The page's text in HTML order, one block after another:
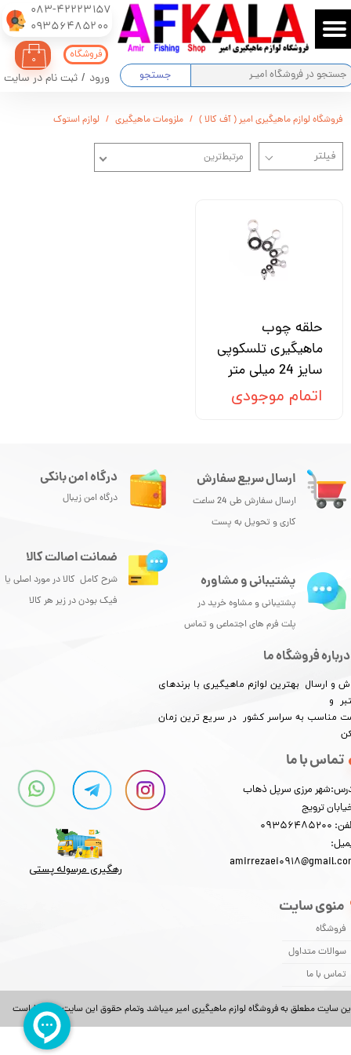
083-42223157
​​​​​​​09356485200
جستجو
۰
ورود / ثبت نام در سایت
حساب کاربری من
تغییر گذر واژه
خروج از حساب کاربری
فروشگاه
فروشگاه لوازم ماهیگیری امیر ( آف کالا ) ملزومات ماهیگیری لوازم استوک
مرتبط‌ترین
حلقه چوب
ماهیگیری تلسکوپی
سایز 24 میلی متر
اتمام موجودی
سایت مطعلق به فروشگاه لوازم ماهیگیری امیر میباشد وتمام حقوق این سایت محفوظ است
ارسال سریع سفارش
ارسال سفارش طی 24 ساعت
کاری و تحویل به پست
درباره فروشگاه ما
و ارسال بهترین لوازم ماهیگیری با برندهای
و
مناسب به سراسر کشور در سریع ترین زمان
منوی سایت
فروشگاه
سوالات متداول
تماس با ما
تماس با ما
مرزی سرپل ذهاب
ترویج
درگاه امن بانکی
درگاه امن زیبال
پشتیبانی و مشاوره
پشتیبانی و مشاوه خرید در
پلت فرم های اجتماعی و تماس
ضمانت اصالت کالا
شرح کامل کالا در مورد اصلی یا
فیک بودن در زیر هر کالا
رهگیری مرسوله پستی​​​​​​​